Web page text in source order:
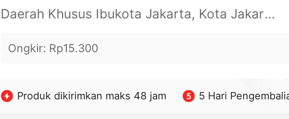
Daerah Khusus Ibukota Jakarta, Kota Jakarta Barat, Cengkareng, yy
Ongkir: Rp15.300
Produk dikirimkan maks 48 jam 5 Hari